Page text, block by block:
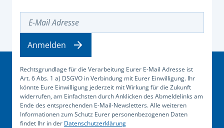
Rechtsgrundlage für die Verarbeitung Eurer E-Mail Adresse ist
Art. 6 Abs. 1 a) DSGVO in Verbindung mit Eurer Einwilligung. Ihr
könnte Eure Einwilligung jederzeit mit Wirkung für die Zukunft
widerrufen, am Einfachsten durch Anklicken des Abmeldelinks am
Ende des entsprechenden E-Mail-Newsletters. Alle weiteren
Informationen zum Schutz Eurer personenbezogenen Daten
findet Ihr in der Datenschutzerklärung
Anmelden